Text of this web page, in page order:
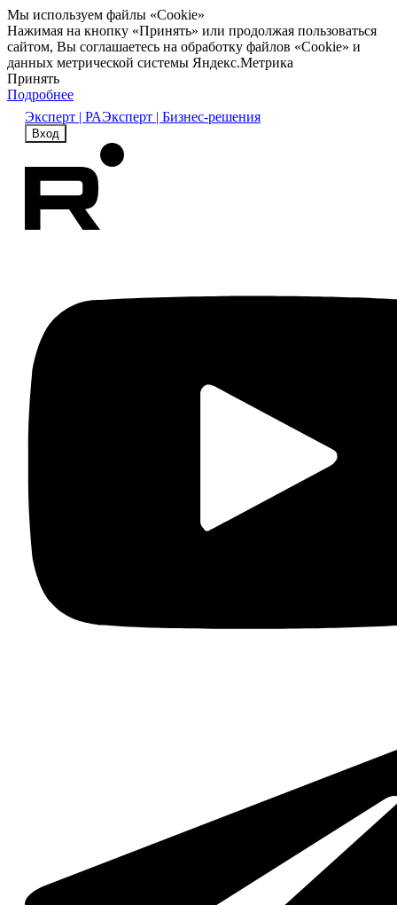
Мы используем файлы «Cookie»
Нажимая на кнопку «Принять» или продолжая пользоваться
сайтом, Вы соглашаетесь на обработку файлов «Cookie» и
данных метрической системы Яндекс.Метрика
Принять
Подробнее
Эксперт | РАЭксперт | Бизнес-решения
Вход